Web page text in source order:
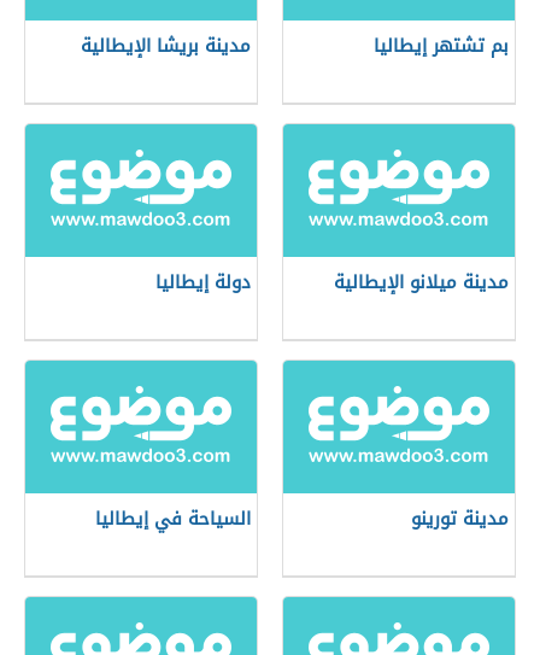
بم تشتهر إيطاليا مدينة بريشا الإيطالية
مدينة ميلانو الإيطالية دولة إيطاليا
مدينة تورينو السياحة في إيطاليا